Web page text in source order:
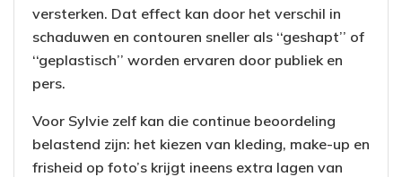
versterken. Dat effect kan door het verschil in
schaduwen en contouren sneller als ‘‘geshapt’’ of
‘‘geplastisch’’ worden ervaren door publiek en
pers.
Voor Sylvie zelf kan die continue beoordeling
belastend zijn: het kiezen van kleding, make-up en
frisheid op foto’s krijgt ineens extra lagen van